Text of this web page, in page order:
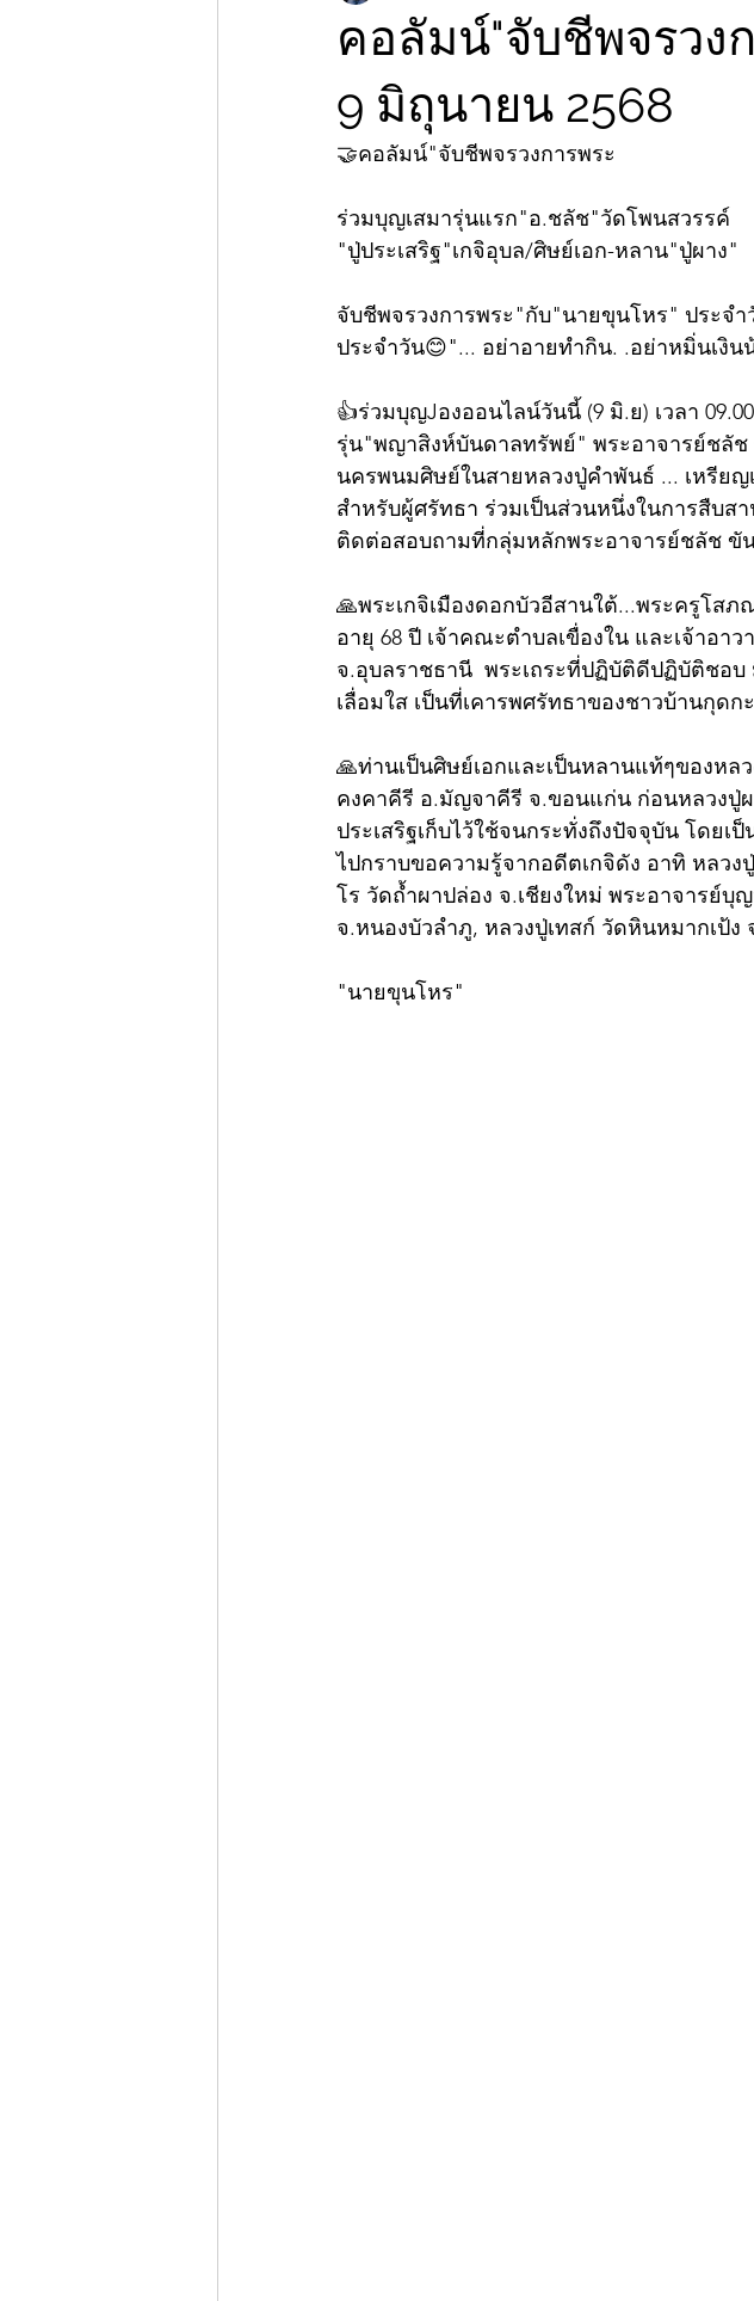
คอลัมน์"จับชีพจรวง
9 มิถุนายน 2568
🤝คอลัมน์"จับชีพจรวงการพระ
ร่วมบุญเสมารุ่นแรก"อ.ชลัช"วัดโพนสวรรค์
"ปู่ประเสริฐ"เกจิอุบล/ศิษย์เอก-หลาน"ปู่ผาง"
จับชีพจรวงการพระ"กับ"นายขุนโหร" ประจ
ประจำวัน😊"... อย่าอายทำกิน. .อย่าหมิ่นเงิ
👍ร่วมบุญJองออนไลน์วันนี้ (9 มิ.ย) เวลา
รุ่น"พญาสิงห์บันดาลทรัพย์" พระอาจารย์ชลัช
นครพนมศิษย์ในสายหลวงปู่คำพันธ์ ... เหรีย
สำหรับผู้ศรัทธา ร่วมเป็นส่วนหนึ่งในการสืบ
ติดต่อสอบถามที่กลุ่มหลักพระอาจารย์ชลัช ขั
🙏พระเกจิเมืองดอกบัวอีสานใต้...พระครูโ
อายุ 68 ปี เจ้าคณะตำบลเขื่องใน และเจ้าอา
จ.อุบลราชธานี  พระเถระที่ปฏิบัติดีปฏิบัติชอ
เลื่อมใส เป็นที่เคารพศรัทธาของชาวบ้านกุดก
🙏ท่านเป็นศิษย์เอกและเป็นหลานแท้ๆของห
คงคาคีรี อ.มัญจาคีรี จ.ขอนแก่น ก่อนหลวงปู่
ประเสริฐเก็บไว้ใช้จนกระทั่งถึงปัจจุบัน โดยเ
ไปกราบขอความรู้จากอดีตเกจิดัง อาทิ หลว
โร วัดถ้ำผาปล่อง จ.เชียงใหม่ พระอาจารย์บุ
จ.หนองบัวลำภู, หลวงปู่เทสก์ วัดหินหมากเป้ง
"นายขุนโหร"